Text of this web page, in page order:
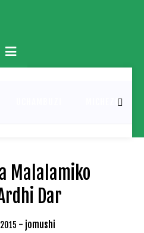
Primary
Menu
MICHEZO
Malalamiko
Dar
- jomushi